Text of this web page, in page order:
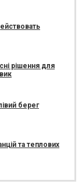
рішення для
берег
та теплових